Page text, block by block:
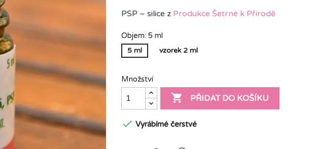
PSP – silice z Produkce Šetrné k Přírodě
Objem: 5 ml
5 ml vzorek 2 ml
Množství
 PŘIDAT DO KOŠÍKU
 Vyrábímé čerstvé